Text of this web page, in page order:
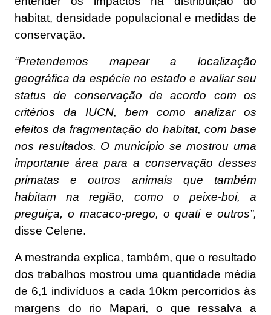
habitat, densidade populacional e medidas de
conservação.
“Pretendemos mapear a localização
geográfica da espécie no estado e avaliar seu
status de conservação de acordo com os
critérios da IUCN, bem como analizar os
efeitos da fragmentação do habitat, com base
nos resultados. O município se mostrou uma
importante área para a conservação desses
primatas e outros animais que também
habitam na região, como o peixe-boi, a
preguiça, o macaco-prego, o quati e outros”,
disse Celene.
A mestranda explica, também, que o resultado
dos trabalhos mostrou uma quantidade média
de 6,1 indivíduos a cada 10km percorridos às
margens do rio Mapari, o que ressalva a